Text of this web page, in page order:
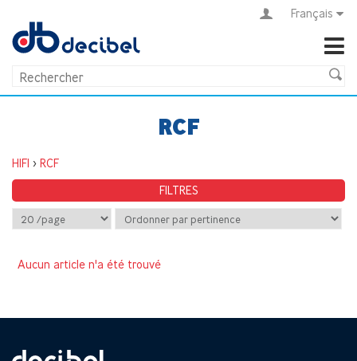
Français
RCF
HIFI > RCF
FILTRES
Aucun article n'a été trouvé